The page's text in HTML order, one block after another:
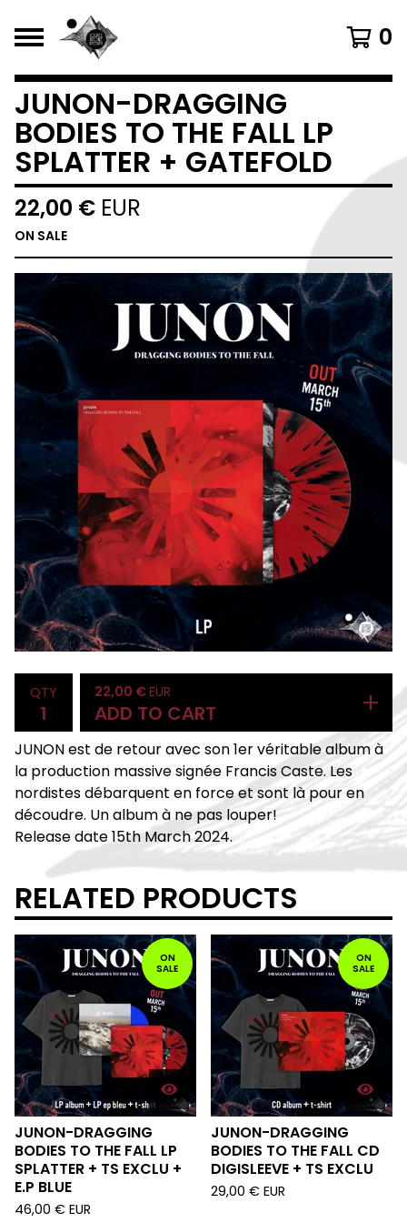
0
JUNON-DRAGGING
BODIES TO THE FALL LP
SPLATTER + GATEFOLD
22,00 € EUR
ON SALE
QTY 22,00 € EUR
ADD TO CART
JUNON est de retour avec son 1er véritable album à
la production massive signée Francis Caste. Les
nordistes débarquent en force et sont là pour en
découdre. Un album à ne pas louper!
Release date 15th March 2024.
RELATED PRODUCTS
ON
SALE
JUNON-DRAGGING
BODIES TO THE FALL LP
SPLATTER + TS EXCLU +
E.P BLUE
46,00 € EUR
ON
SALE
JUNON-DRAGGING
BODIES TO THE FALL CD
DIGISLEEVE + TS EXCLU
29,00 € EUR